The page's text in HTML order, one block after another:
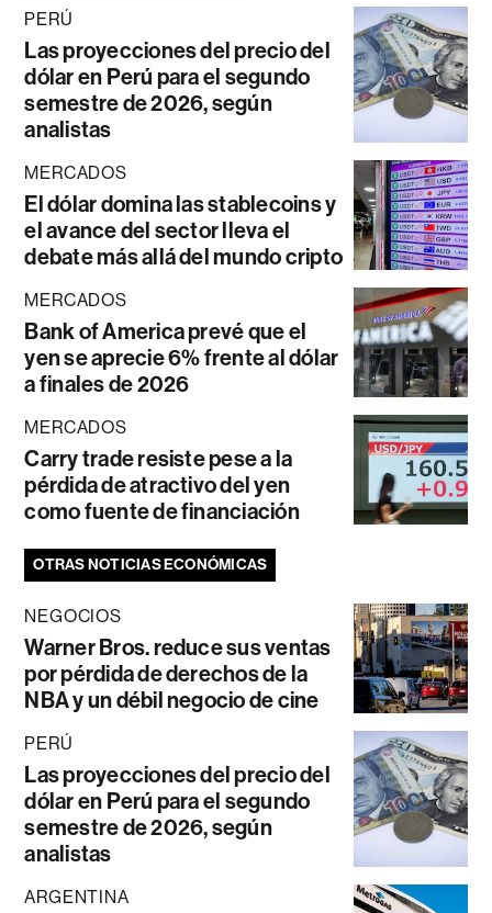
PERÚ
Las proyecciones del precio del
dólar en Perú para el segundo
semestre de 2026, según
analistas
MERCADOS
El dólar domina las stablecoins y
el avance del sector lleva el
debate más allá del mundo cripto
MERCADOS
Bank of America prevé que el
yen se aprecie 6% frente al dólar
a finales de 2026
MERCADOS
Carry trade resiste pese a la
pérdida de atractivo del yen
como fuente de financiación
OTRAS NOTICIAS ECONÓMICAS
NEGOCIOS
Warner Bros. reduce sus ventas
por pérdida de derechos de la
NBA y un débil negocio de cine
PERÚ
Las proyecciones del precio del
dólar en Perú para el segundo
semestre de 2026, según
analistas
ARGENTINA